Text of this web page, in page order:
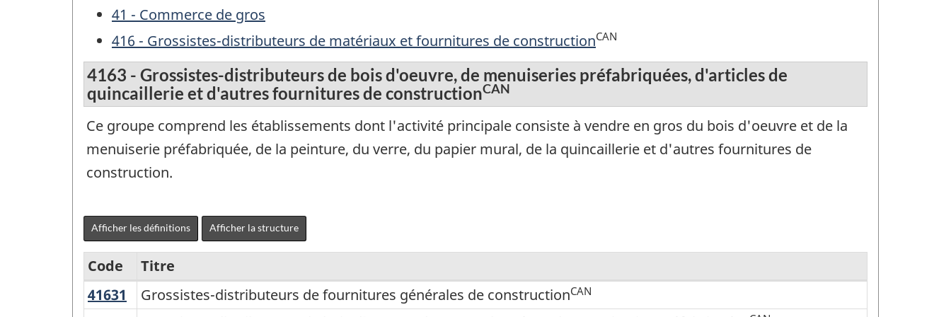
41 - Commerce de gros
416 - Grossistes-distributeurs de matériaux et fournitures de constructionCAN
4163 - Grossistes-distributeurs de bois d'oeuvre, de menuiseries préfabriquées, d'articles de
quincaillerie et d'autres fournitures de constructionCAN
Ce groupe comprend les établissements dont l'activité principale consiste à vendre en gros du bois d'oeuvre et de la
menuiserie préfabriquée, de la peinture, du verre, du papier mural, de la quincaillerie et d'autres fournitures de
construction.
Afficher les définitions Afficher la structure
Variante
Code
Titre
41631
Grossistes-
Grossistes-distributeurs de fournitures générales de constructionCAN